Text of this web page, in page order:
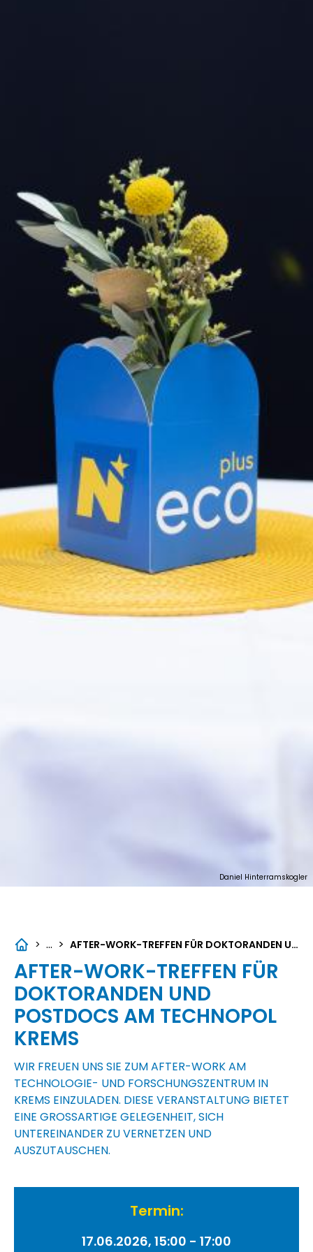
Daniel Hinterramskogler
> ... > AFTER-WORK-TREFFEN FÜR DOKTORANDEN UND POSTDOCS AM TECHNOPOL KREMS
AFTER-WORK-TREFFEN FÜR
DOKTORANDEN UND
POSTDOCS AM TECHNOPOL
KREMS
WIR FREUEN UNS SIE ZUM AFTER-WORK AM
TECHNOLOGIE- UND FORSCHUNGSZENTRUM IN
KREMS EINZULADEN. DIESE VERANSTALTUNG BIETET
EINE GROSSARTIGE GELEGENHEIT, SICH U
NTEREINANDER ZU VERNETZEN UND A
USZUTAUSCHEN.
Termin:
17.06.2026, 15:00 - 17:00